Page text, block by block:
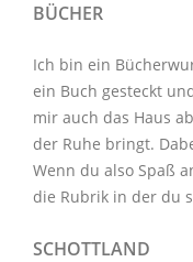
BÜCHER
Ich bin ein
ein Buch gesteckt
mir auch das Haus
der Ruhe bringt.
Wenn du also Spaß
die Rubrik in der du
SCHOTTLAND